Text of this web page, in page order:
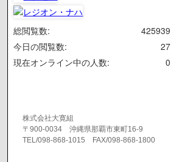
425939
総閲覧数:
27
今日の閲覧数:
0
現在オンライン中の人数:
株式会社大寛組
〒900-0034 沖縄県那覇市東町16-9
TEL/098-868-1015 FAX/098-868-1800